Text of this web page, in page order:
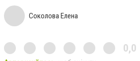
Соколова Елена
0,0